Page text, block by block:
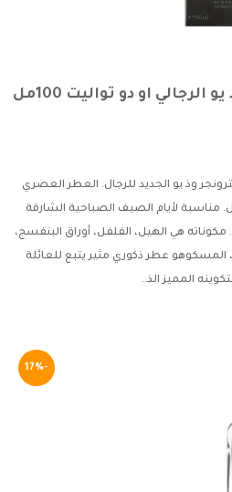
او دو تواليت 100مل
وذ يو الجديد للرجال. العطر العصري
مناسبة لأيام الصيف الصباحية الشارقة
مكوناته هي الهيل، الفلفل، أوراق البنفسج،
المسكوهو عطر ذكوري مثير يتبع للعائلة
المميز الذ..
-17%